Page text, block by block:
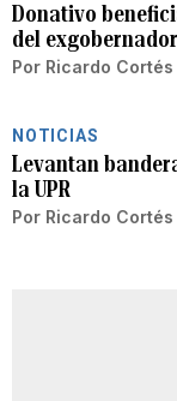
Donativo
del exgobernador
Por Ricardo
NOTICIAS
Levantan
la UPR
Por Ricardo